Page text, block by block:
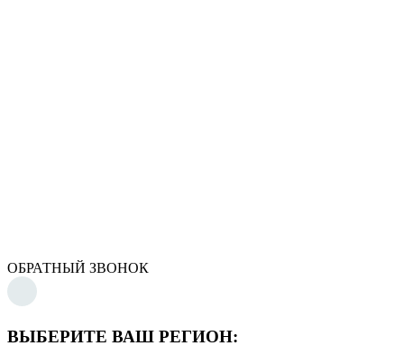
ОБРАТНЫЙ ЗВОНОК
ВЫБЕРИТЕ ВАШ РЕГИОН: